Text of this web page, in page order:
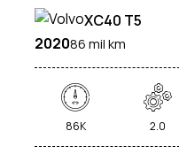
XC40 T5
202086 mil km
86K 2.0